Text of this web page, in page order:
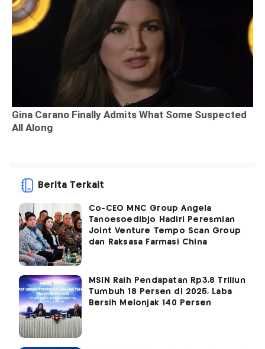
Berita Terkait
Co-CEO MNC Group Angela
Tanoesoedibjo Hadiri Peresmian
Joint Venture Tempo Scan Group
dan Raksasa Farmasi China
MSIN Raih Pendapatan Rp3,8 Triliun
Tumbuh 18 Persen di 2025, Laba
Bersih Melonjak 140 Persen